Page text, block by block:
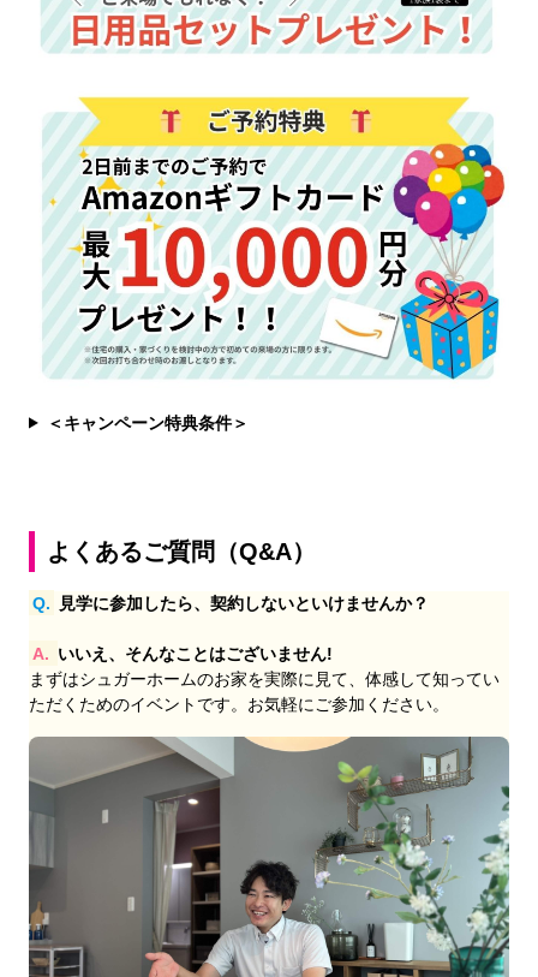
＜キャンペーン特典条件＞
よくあるご質問（Q&A）
Q. 見学に参加したら、契約しないといけませんか？
A. いいえ、そんなことはございません!
まずはシュガーホームのお家を実際に見て、体感して知ってい
ただくためのイベントです。お気軽にご参加ください。